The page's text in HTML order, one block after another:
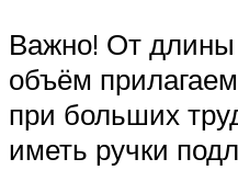
Важно! От длины
объём
при больших
иметь ручки